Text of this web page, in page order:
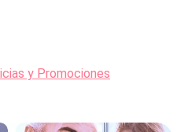
y Promociones